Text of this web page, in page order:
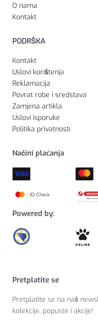
O nama
Kontakt
PODRŠKA
Kontakt
Uslovi korištenja
Reklamacija
Povrat robe i sredstava
Zamjena artikla
Uslovi isporuke
Politika privatnosti
Načini plaćanja
Powered by:
Pretplatite se
Pretplatite se na naš
kolekcije, popuste i akcije!